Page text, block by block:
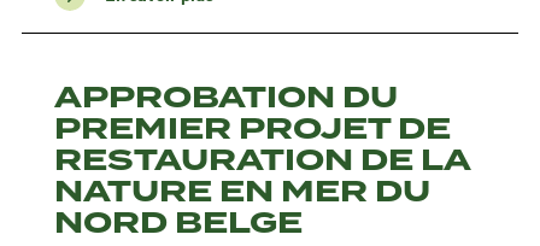
APPROBATION DU
PREMIER PROJET DE
RESTAURATION DE LA
NATURE EN MER DU
NORD BELGE